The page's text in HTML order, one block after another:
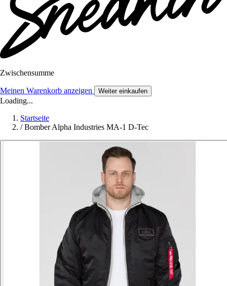
Zwischensumme
Meinen Warenkorb anzeigen Weiter einkaufen
Loading...
Startseite
/ Bomber Alpha Industries MA-1 D-Tec